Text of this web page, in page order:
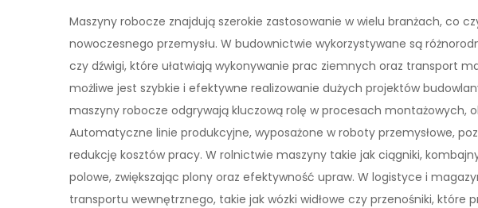
Maszyny robocze znajdują szerokie zastosowanie w wielu branżach, co
nowoczesnego przemysłu. W budownictwie wykorzystywane są
czy dźwigi, które ułatwiają wykonywanie prac ziemnych oraz transport
możliwe jest szybkie i efektywne realizowanie dużych projektów
maszyny robocze odgrywają kluczową rolę w procesach montażowych,
Automatyczne linie produkcyjne, wyposażone w roboty przemysłowe,
redukcję kosztów pracy. W rolnictwie maszyny takie jak ciągniki,
polowe, zwiększając plony oraz efektywność upraw. W logistyce i
transportu wewnętrznego, takie jak wózki widłowe czy przenośniki, które